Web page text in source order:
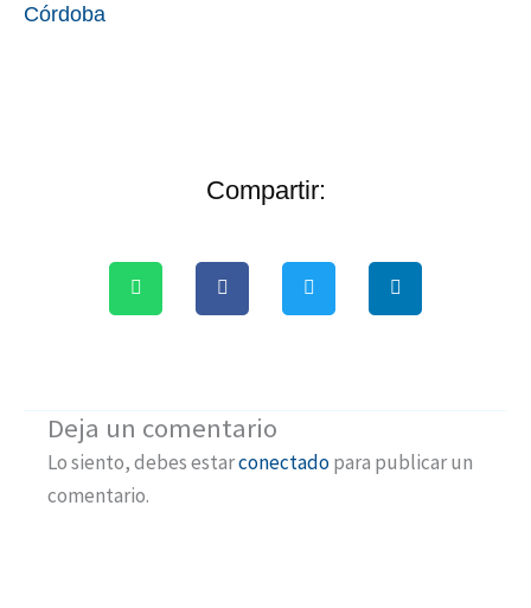
Córdoba
Compartir:
Deja un comentario
Lo siento, debes estarconectadopara publicar un
comentario.